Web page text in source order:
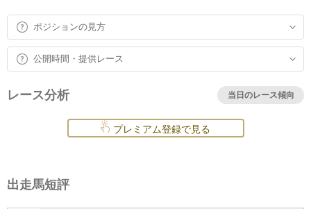
ポジションの見方
公開時間・提供レース
レース分析 当日のレース傾向
プレミアム登録で見る
出走馬短評